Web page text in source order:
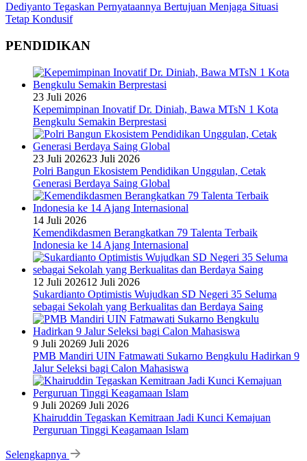
Dediyanto Tegaskan Pernyataannya Bertujuan Menjaga Situasi
Tetap Kondusif
PENDIDIKAN
23 Juli 2026
Kepemimpinan Inovatif Dr. Diniah, Bawa MTsN 1 Kota
Bengkulu Semakin Berprestasi
23 Juli 202623 Juli 2026
Polri Bangun Ekosistem Pendidikan Unggulan, Cetak
Generasi Berdaya Saing Global
14 Juli 2026
Kemendikdasmen Berangkatkan 79 Talenta Terbaik
Indonesia ke 14 Ajang Internasional
12 Juli 202612 Juli 2026
Sukardianto Optimistis Wujudkan SD Negeri 35 Seluma
sebagai Sekolah yang Berkualitas dan Berdaya Saing
9 Juli 20269 Juli 2026
PMB Mandiri UIN Fatmawati Sukarno Bengkulu Hadirkan 9
Jalur Seleksi bagi Calon Mahasiswa
9 Juli 20269 Juli 2026
Khairuddin Tegaskan Kemitraan Jadi Kunci Kemajuan
Perguruan Tinggi Keagamaan Islam
Selengkapnya